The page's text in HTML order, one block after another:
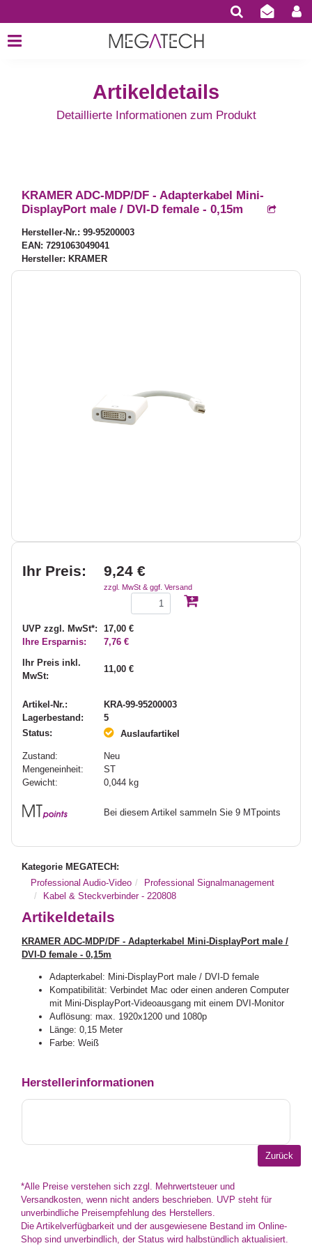
Artikeldetails
Detaillierte Informationen zum Produkt
KRAMER ADC-MDP/DF - Adapterkabel Mini-
DisplayPort male / DVI-D female - 0,15m
Hersteller-Nr.: 99-95200003
EAN: 7291063049041
Hersteller: KRAMER
Ihr Preis: 9,24 €
zzgl. MwSt & ggf. Versand
UVP zzgl. MwSt*:
17,00 €
Ihre Ersparnis:
7,76 €
Ihr Preis inkl.
MwSt:
11,00 €
Artikel-Nr.:
KRA-99-95200003
Lagerbestand:
5
Status:
Auslaufartikel
Zustand:
Neu
Mengeneinheit:
ST
Gewicht:
0,044 kg
Bei diesem Artikel sammeln Sie 9 MTpoints
Kategorie MEGATECH:
Professional Audio-Video
Professional Signalmanagement
Kabel & Steckverbinder - 220808
Artikeldetails
KRAMER ADC-MDP/DF - Adapterkabel Mini-DisplayPort male /
DVI-D female - 0,15m
Adapterkabel: Mini-DisplayPort male / DVI-D female
Kompatibilität: Verbindet Mac oder einen anderen Computer
mit Mini-DisplayPort-Videoausgang mit einem DVI-Monitor
Auflösung: max. 1920x1200 und 1080p
Länge: 0,15 Meter
Farbe: Weiß
Herstellerinformationen
*Alle Preise verstehen sich zzgl. Mehrwertsteuer und
Versandkosten, wenn nicht anders beschrieben. UVP steht für
unverbindliche Preisempfehlung des Herstellers.
Die Artikelverfügbarkeit und der ausgewiesene Bestand im Online-
Shop sind unverbindlich, der Status wird halbstündlich aktualisiert.